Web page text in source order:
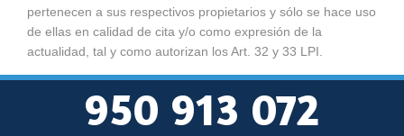
pertenecen a sus respectivos propietarios y sólo se hace uso
de ellas en calidad de cita y/o como expresión de la
actualidad, tal y como autorizan los Art. 32 y 33 LPI.
950 913 072